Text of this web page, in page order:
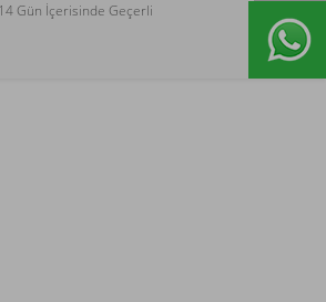
14 Gün İçerisinde Geçerli